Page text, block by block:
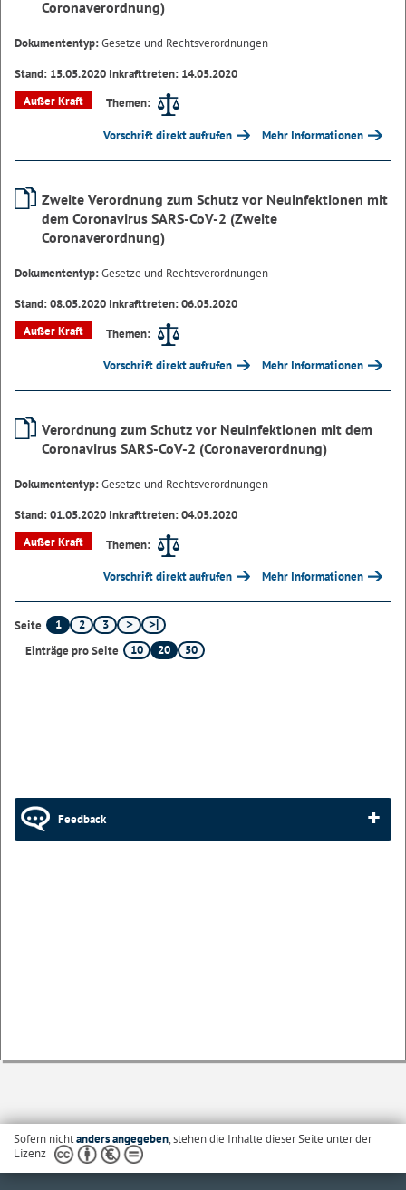
Coronaverordnung)
Dokumententyp:Gesetze und Rechtsverordnungen
Stand: 15.05.2020 Inkrafttreten: 14.05.2020
Außer Kraft
Themen:
Vorschrift direkt aufrufen Mehr Informationen
Zweite Verordnung zum Schutz vor Neuinfektionen mit
dem Coronavirus SARS-CoV-2 (Zweite
Coronaverordnung)
Dokumententyp:Gesetze und Rechtsverordnungen
Stand: 08.05.2020 Inkrafttreten: 06.05.2020
Außer Kraft
Themen:
Vorschrift direkt aufrufen Mehr Informationen
Verordnung zum Schutz vor Neuinfektionen mit dem
Coronavirus SARS-CoV-2 (Coronaverordnung)
Dokumententyp:Gesetze und Rechtsverordnungen
Stand: 01.05.2020 Inkrafttreten: 04.05.2020
Außer Kraft
Themen:
Vorschrift direkt aufrufen Mehr Informationen
Seite 1 2
3
Einträge pro Seite
10 20 50
Feedback
Sofern nichtanders angegeben, stehen die Inhalte dieser Seite unter der
Lizenz